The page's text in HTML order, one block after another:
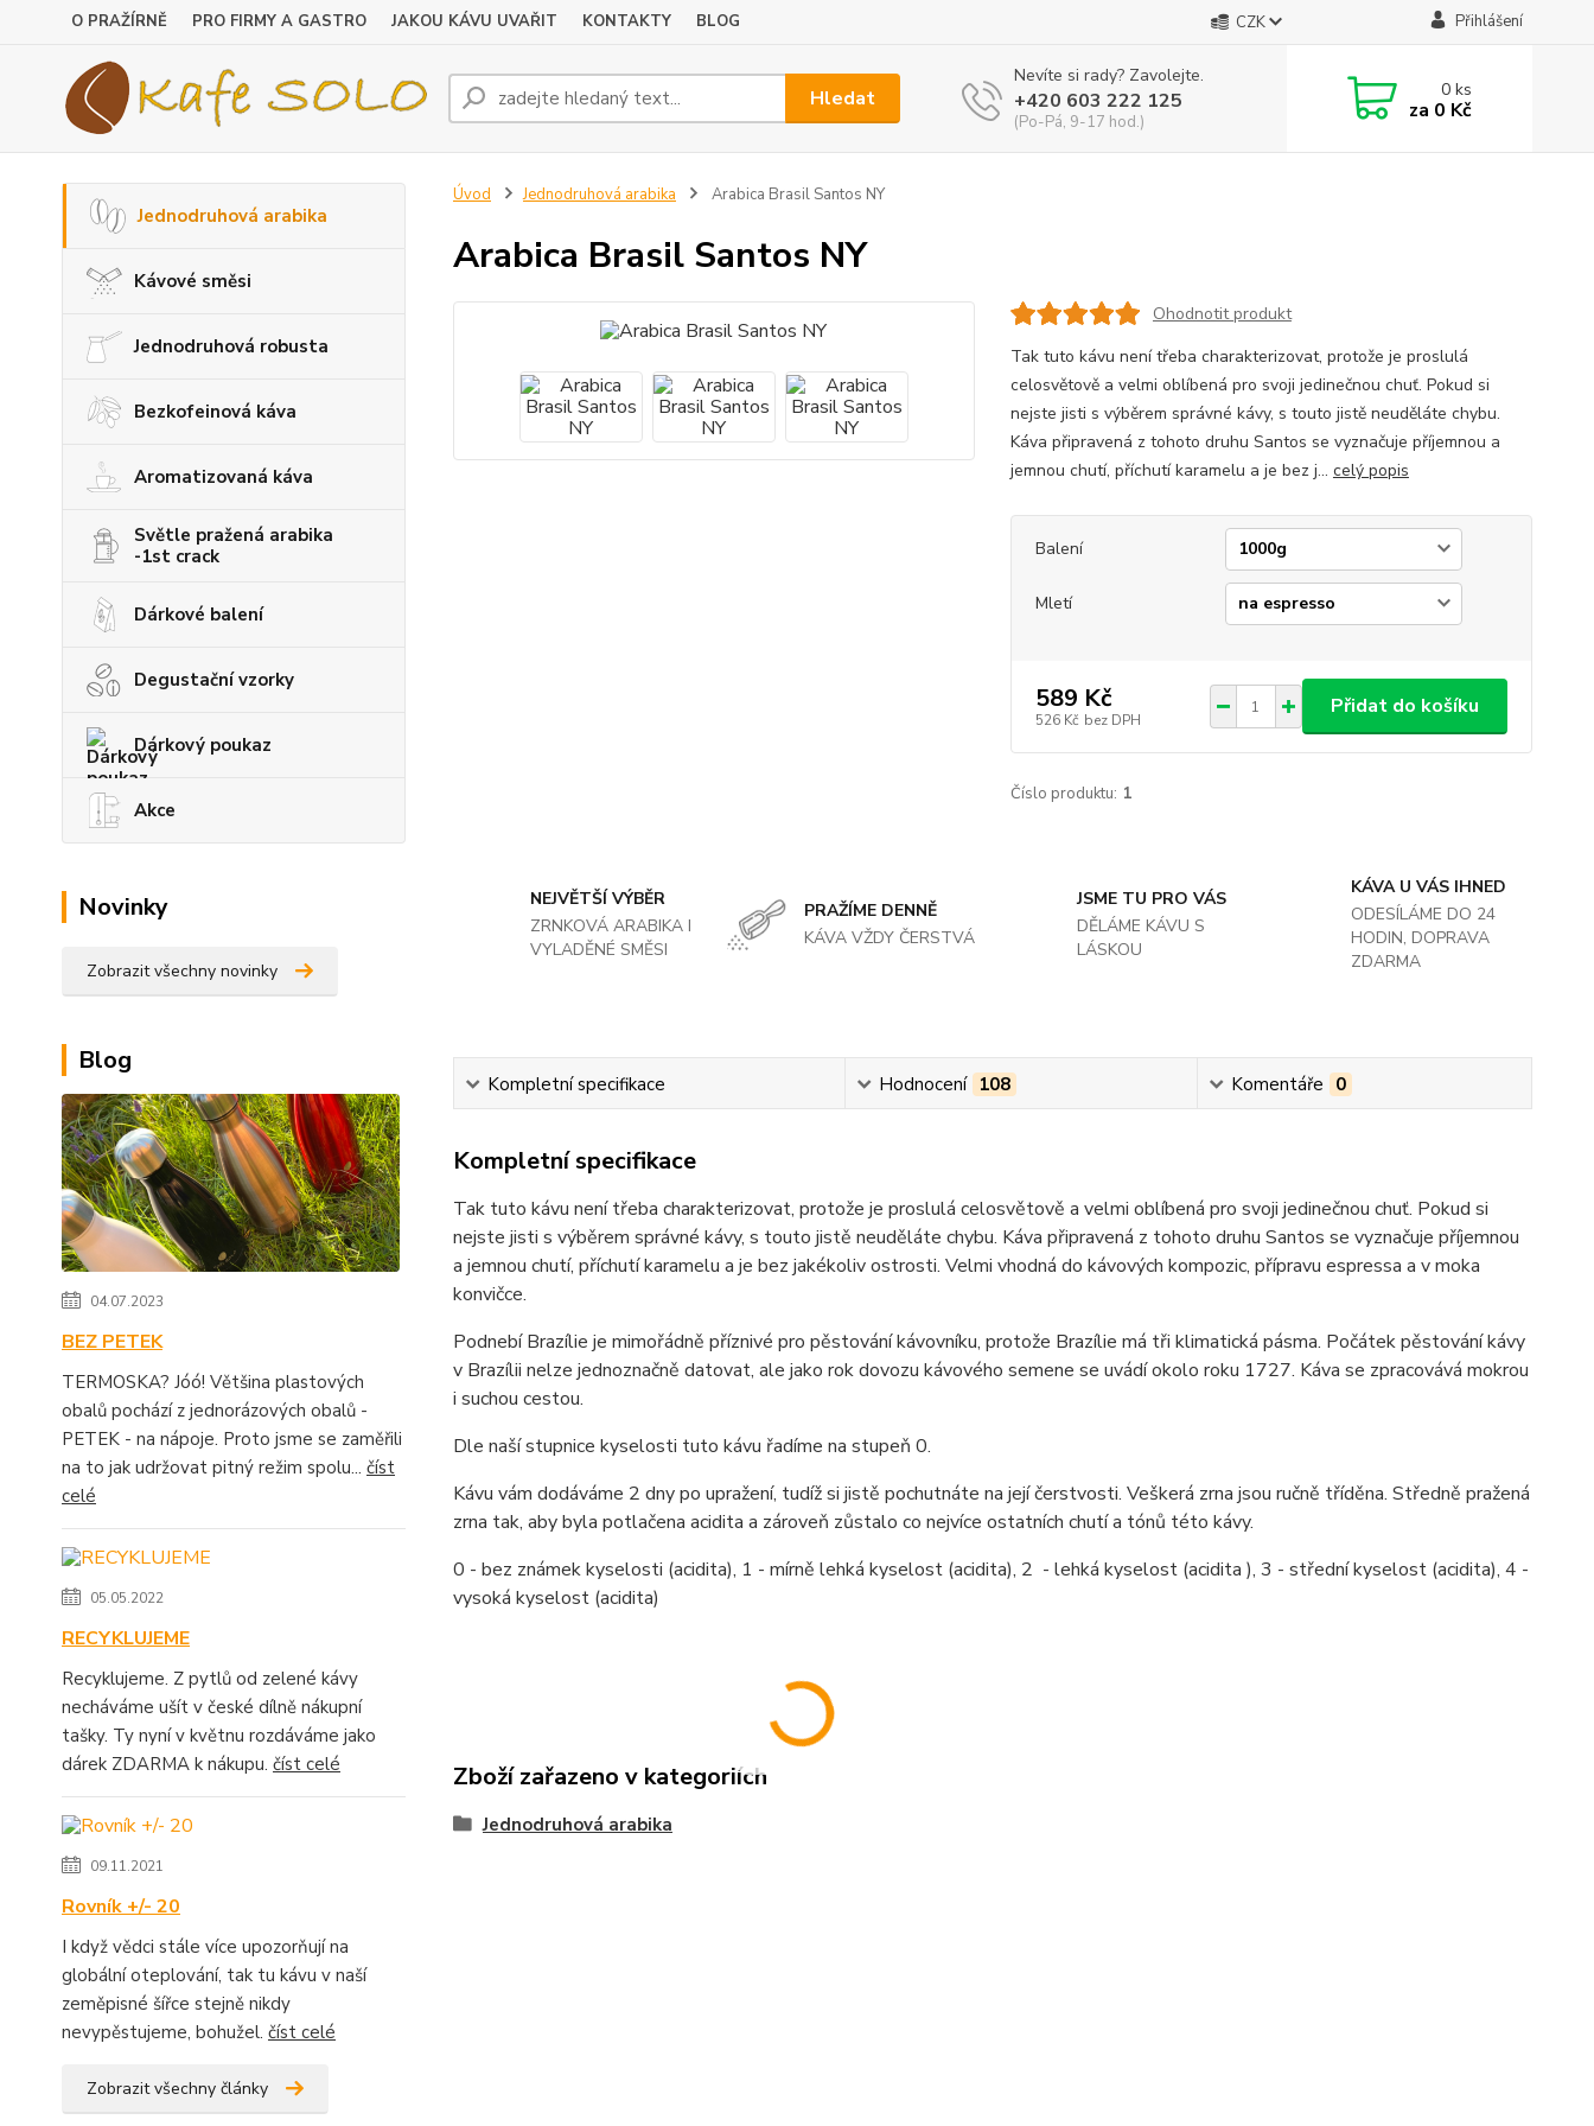
O PRAŽÍRNĚ PRO FIRMY A GASTRO JAKOU KÁVU UVAŘIT KONTAKTY BLOG CZK Přihlášení
Hledat
Nevíte si rady? Zavolejte.
+420 603 222 125
(Po-Pá, 9-17 hod.)
0ks
za 0 Kč
Jednodruhová arabika
Kávové směsi
Jednodruhová robusta
Bezkofeinová káva
Aromatizovaná káva
Světle pražená arabika
-1st crack
Dárkové balení
Degustační vzorky
Dárkový poukaz
Akce
Novinky
Zobrazit všechny novinky
Blog
04.07.2023
BEZ PETEK
TERMOSKA? Jóó! Většina plastových
obalů pochází z jednorázových obalů -
PETEK - na nápoje. Proto jsme se zaměřili
na to jak udržovat pitný režim spolu... číst
celé
05.05.2022
RECYKLUJEME
Recyklujeme. Z pytlů od zelené kávy
necháváme ušít v české dílně nákupní
tašky. Ty nyní v květnu rozdáváme jako
dárek ZDARMA k nákupu. číst celé
09.11.2021
Rovník +/- 20
I když vědci stále více upozorňují na
globální oteplování, tak tu kávu v naší
zeměpisné šířce stejně nikdy
nevypěstujeme, bohužel. číst celé
Zobrazit všechny články
Úvod Jednodruhová arabika Arabica Brasil Santos NY
Arabica Brasil Santos NY
Ohodnotit produkt
Tak tuto kávu není třeba charakterizovat, protože je proslulá
celosvětově a velmi oblíbená pro svoji jedinečnou chuť. Pokud si
nejste jisti s výběrem správné kávy, s touto jistě neuděláte chybu.
Káva připravená z tohoto druhu Santos se vyznačuje příjemnou a
jemnou chutí, příchutí karamelu a je bez j... celý popis
Balení
Mletí
589 Kč
526 Kč bez DPH
Přidat do košíku
Číslo produktu: 1
NEJVĚTŠÍ VÝBĚR
ZRNKOVÁ ARABIKA I
VYLADĚNÉ SMĚSI
PRAŽÍME DENNĚ
KÁVA VŽDY ČERSTVÁ
JSME TU PRO VÁS
DĚLÁME KÁVU S
LÁSKOU
KÁVA U VÁS IHNED
ODESÍLÁME DO 24
HODIN, DOPRAVA
ZDARMA
Kompletní specifikace Hodnocení 108 Komentáře 0
Kompletní specifikace
Tak tuto kávu není třeba charakterizovat, protože je proslulá celosvětově a velmi oblíbená pro svoji jedinečnou chuť. Pokud si
nejste jisti s výběrem správné kávy, s touto jistě neuděláte chybu. Káva připravená z tohoto druhu Santos se vyznačuje příjemnou
a jemnou chutí, příchutí karamelu a je bez jakékoliv ostrosti. Velmi vhodná do kávových kompozic, přípravu espressa a v moka
konvičce.
Podnebí Brazílie je mimořádně příznivé pro pěstování kávovníku, protože Brazílie má tři klimatická pásma. Počátek pěstování kávy
v Brazílii nelze jednoznačně datovat, ale jako rok dovozu kávového semene se uvádí okolo roku 1727. Káva se zpracovává mokrou
i suchou cestou.
Dle naší stupnice kyselosti tuto kávu řadíme na stupeň 0.
Kávu vám dodáváme 2 dny po upražení, tudíž si jistě pochutnáte na její čerstvosti. Veškerá zrna jsou ručně tříděna. Středně pražená
zrna tak, aby byla potlačena acidita a zároveň zůstalo co nejvíce ostatních chutí a tónů této kávy.
0 - bez známek kyselosti (acidita), 1 - mírně lehká kyselost (acidita), 2 - lehká kyselost (acidita ), 3 - střední kyselost (acidita), 4 -
vysoká kyselost (acidita)
Zboží zařazeno v kategoriích
Jednodruhová arabika